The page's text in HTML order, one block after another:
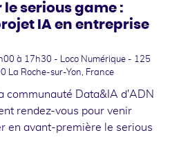
le serious game :
IA en entreprise
à 17h30 - Loco Numérique - 125
La Roche-sur-Yon, France
communauté Data&IA d'ADN
rendez-vous pour venir
en avant-première le serious